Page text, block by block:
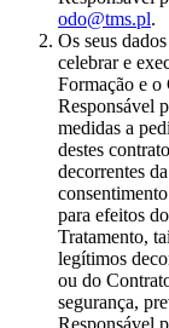
odo@tms.pl.
Os seus
celebrar e
Formação e o
Responsável
medidas a
destes
decorrentes
para efeitos
Tratamento,
legítimos
ou do
segurança,
Responsável